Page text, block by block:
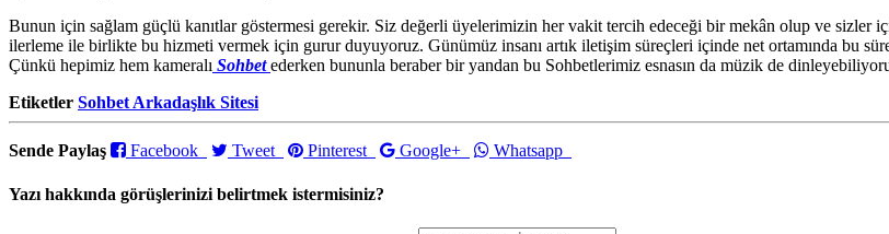
Bunun için sağlam güçlü kanıtlar göstermesi gerekir. Siz değerli üyelerimizin her vakit tercih edeceği bir mekân olup ve sizler
ilerleme ile birlikte bu hizmeti vermek için gurur duyuyoruz. Günümüz insanı artık iletişim süreçleri içinde net ortamında bu
Çünkü hepimiz hem kameralı Sohbet ederken bununla beraber bir yandan bu Sohbetlerimiz esnasın da müzik de
Etiketler Sohbet Arkadaşlık Sitesi
Sende Paylaş Facebook Tweet Pinterest Google+ Whatsapp
Yazı hakkında görüşlerinizi belirtmek istermisiniz?